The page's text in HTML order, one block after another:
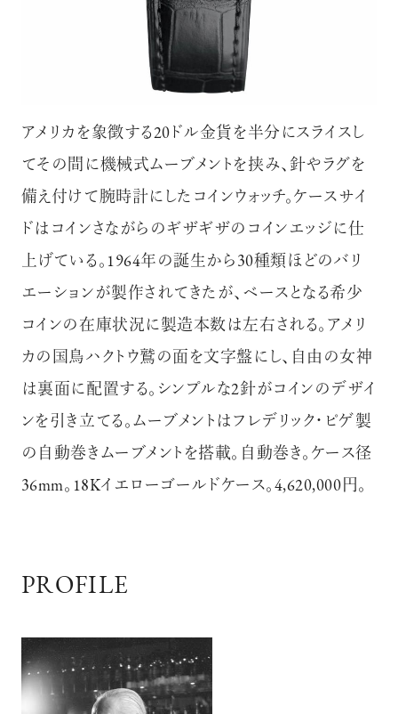
アメリカを象徴する20ドル金貨を半分にスライスし
てその間に機械式ムーブメントを挟み、針やラグを
備え付けて腕時計にしたコインウォッチ。ケースサイ
ドはコインさながらのギザギザのコインエッジに仕
上げている。1964年の誕生から30種類ほどのバリ
エーションが製作されてきたが、ベースとなる希少
コインの在庫状況に製造本数は左右される。アメリ
カの国鳥ハクトウ鷲の面を文字盤にし、自由の女神
は裏面に配置する。シンプルな2針がコインのデザイ
ンを引き立てる。ムーブメントはフレデリック・ピゲ製
の自動巻きムーブメントを搭載。自動巻き。ケース径
36mm。18Kイエローゴールドケース。4,620,000円。
PROFILE